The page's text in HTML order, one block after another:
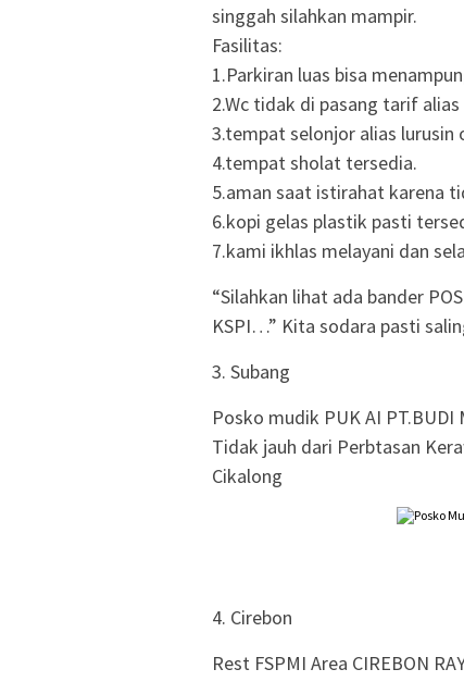
singgah silahkan mampir.
Fasilitas:
1.Parkiran luas bisa
2.Wc tidak di pasang tarif
3.tempat selonjor alias
4.tempat sholat tersedia.
5.aman saat istirahat karena
6.kopi gelas plastik pasti
7.kami ikhlas melayani dan
“Silahkan lihat ada bander
KSPI…” Kita sodara pasti
3. Subang
Posko mudik PUK AI PT.BUDI
Tidak jauh dari Perbtasan
Cikalong
4. Cirebon
Rest FSPMI Area CIREBON